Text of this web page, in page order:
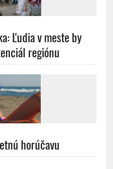
Ľudia v meste by
regiónu
horúčavu